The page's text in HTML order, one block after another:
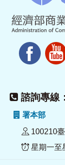
諮詢專線
署本部
100210
星期一至